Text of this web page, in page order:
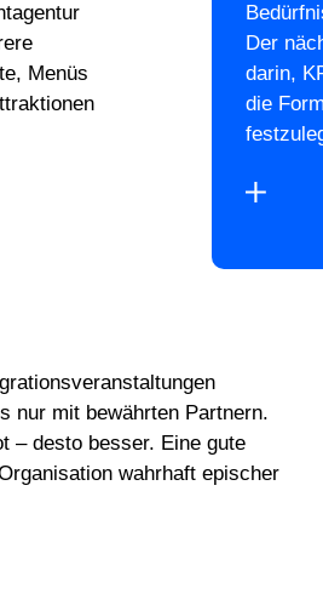
Menüs
Der
darin,
die
nur mit bewährten Partnern.
– desto besser. Eine gute
wahrhaft epischer